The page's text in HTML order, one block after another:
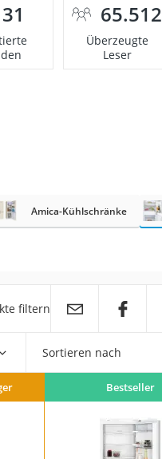
31 65.512
Überzeugte
Leser
Amica-Kühlschränke
filtern
Sortieren nach
Bestseller